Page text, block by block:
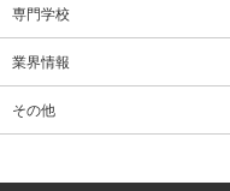
専門学校
業界情報
その他